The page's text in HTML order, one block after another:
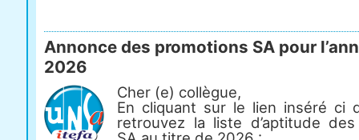
Annonce des promotions SA pour
2026
Cher (e) collègue,
En cliquant sur le lien inséré ci
retrouvez la liste d’aptitude